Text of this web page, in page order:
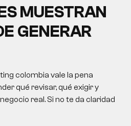
MUESTRAN
GENERAR
colombia vale la pena
qué revisar, qué exigir y
real. Si no te da claridad